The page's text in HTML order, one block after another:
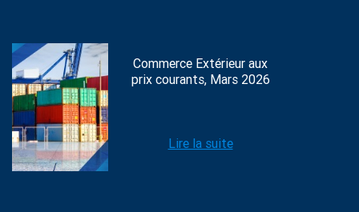
Commerce Extérieur aux
prix courants, Mars 2026
Lire la suite